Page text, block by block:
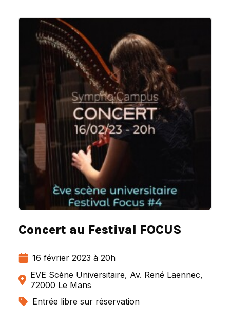
Concert au Festival FOCUS
16 février 2023 à 20h
EVE Scène Universitaire, Av. René Laennec,
72000 Le Mans
Entrée libre sur réservation